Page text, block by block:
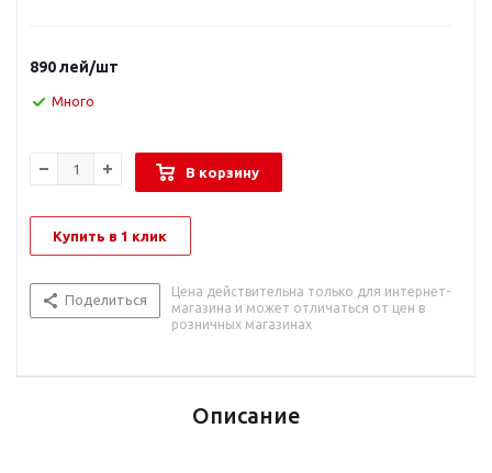
890лей/шт
Много
В корзину
Купить в 1 клик
Поделиться
Цена действительна только для интернет-
магазина и может отличаться от цен в
розничных магазинах
Описание